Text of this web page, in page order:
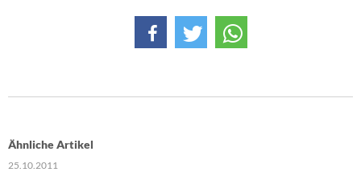
Ähnliche Artikel
25.10.2011